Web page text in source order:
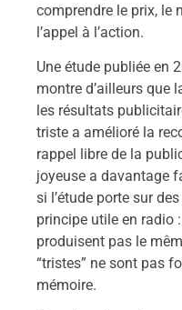
comprendre le prix, le
l’appel à l’action.
Une étude publiée en
montre d’ailleurs que
les résultats
triste a amélioré la
rappel libre de la
joyeuse a davantage
si l’étude porte sur
principe utile en radio
produisent pas le
“tristes” ne sont pas
mémoire.